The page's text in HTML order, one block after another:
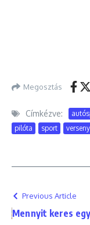
Megosztás
Címkézve:
pilóta
sport
Previous Article
Mennyit keres